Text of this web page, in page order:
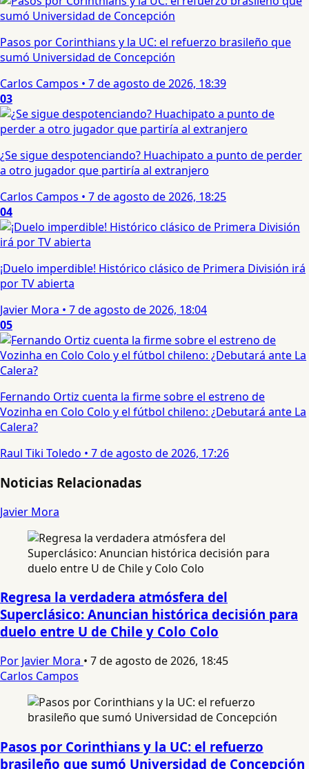
Pasos por Corinthians y la UC: el refuerzo brasileño que
sumó Universidad de Concepción
Carlos Campos • 7 de agosto de 2026, 18:39
03
¿Se sigue despotenciando? Huachipato a punto de perder
a otro jugador que partiría al extranjero
Carlos Campos • 7 de agosto de 2026, 18:25
04
¡Duelo imperdible! Histórico clásico de Primera División irá
por TV abierta
Javier Mora • 7 de agosto de 2026, 18:04
05
Fernando Ortiz cuenta la firme sobre el estreno de
Vozinha en Colo Colo y el fútbol chileno: ¿Debutará ante La
Calera?
Raul Tiki Toledo • 7 de agosto de 2026, 17:26
Noticias Relacionadas
Javier Mora
Regresa la verdadera atmósfera del
Superclásico: Anuncian histórica decisión para
duelo entre U de Chile y Colo Colo
Por Javier Mora • 7 de agosto de 2026, 18:45
Carlos Campos
Pasos por Corinthians y la UC: el refuerzo
brasileño que sumó Universidad de Concepción